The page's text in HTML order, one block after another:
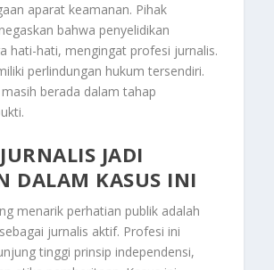
aparat keamanan. Pihak
bahwa penyelidikan
hati-hati, mengingat profesi jurnalis.
perlindungan hukum tersendiri.
berada dalam tahap
JADI
DALAM KASUS INI
menarik perhatian publik adalah
jurnalis aktif. Profesi ini
tinggi prinsip independensi,